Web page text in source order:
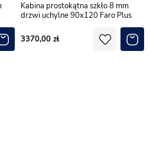
Kabina prostokątna szkło 8 mm
drzwi uchylne 90x120 Faro Plus
3370,00